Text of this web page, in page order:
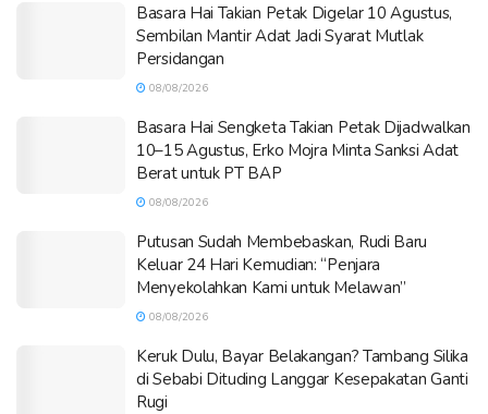
Basara Hai Takian Petak Digelar 10 Agustus,
Sembilan Mantir Adat Jadi Syarat Mutlak
Persidangan
08/08/2026
Basara Hai Sengketa Takian Petak Dijadwalkan
10–15 Agustus, Erko Mojra Minta Sanksi Adat
Berat untuk PT BAP
08/08/2026
Putusan Sudah Membebaskan, Rudi Baru
Keluar 24 Hari Kemudian: “Penjara
Menyekolahkan Kami untuk Melawan”
08/08/2026
Keruk Dulu, Bayar Belakangan? Tambang Silika
di Sebabi Dituding Langgar Kesepakatan Ganti
Rugi